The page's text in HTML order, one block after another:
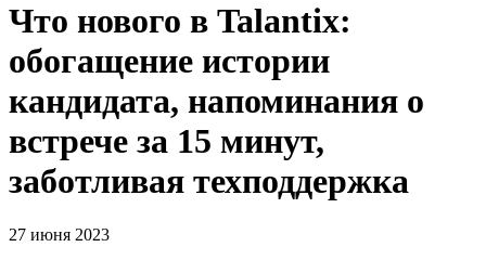
Что нового в Talantix:
обогащение истории
кандидата, напоминания о
встрече за 15 минут,
заботливая техподдержка
27 июня 2023